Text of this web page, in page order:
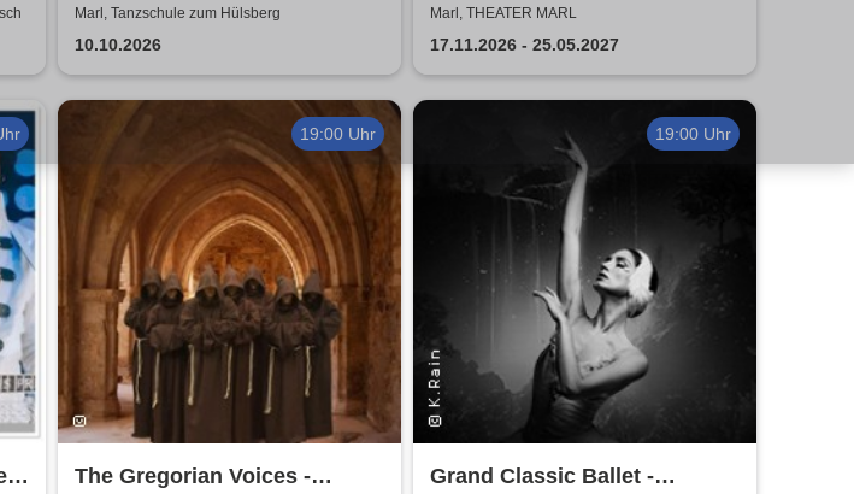
Oktoberfest
Marl, Tanzschule zum Hülsberg
10.10.2026
Marl, THEATER MARL
17.11.2026 - 25.05.2027
19:00 Uhr
The Gregorian Voices -
19:00 Uhr
Grand Classic Ballet -